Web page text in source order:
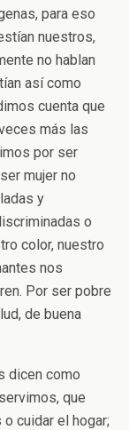
para eso
nuestros,
no hablan
así como
cuenta que
más las
por ser
mujer no
y
o
color, nuestro
nos
Por ser pobre
de buena
dicen como
que
cuidar el hogar;